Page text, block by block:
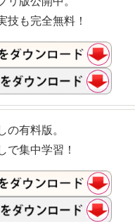
技も完全無料！
の有料版。
で集中学習！